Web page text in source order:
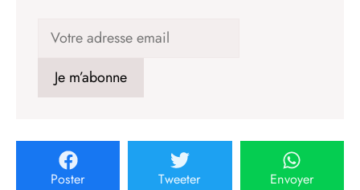
Poster Tweeter Envoyer